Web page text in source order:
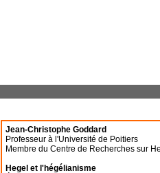
Jean-Christophe Goddard
Professeur à l'Université de Poitiers
Membre du Centre de Recherches sur
Hegel et l'hégélianisme